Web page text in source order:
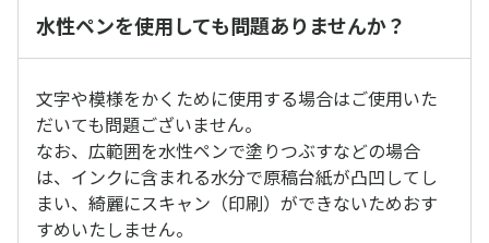
水性ペンを使用しても問題ありませんか？
文字や模様をかくために使用する場合はご使用いた
だいても問題ございません。
なお、広範囲を水性ペンで塗りつぶすなどの場合
は、インクに含まれる水分で原稿台紙が凸凹してし
まい、綺麗にスキャン（印刷）ができないためおす
すめいたしません。